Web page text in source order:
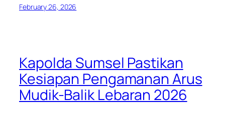
February 26, 2026
Kapolda Sumsel Pastikan
Kesiapan Pengamanan Arus
Mudik-Balik Lebaran 2026